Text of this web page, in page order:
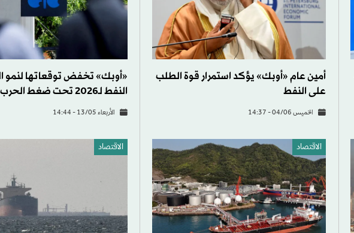
أمين عام «أوبك» يؤكد استمرار قوة الطلب
على النفط
الخميس 04/06 - 14:37
«أوبك» تخفض توقعاتها لنمو
النفط لـ2026 تحت ضغط الحرب
الأربعاء 13/05 - 14:44
الاقتصاد الاقتصاد